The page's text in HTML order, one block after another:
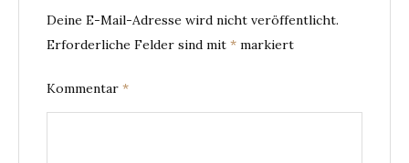
Deine E-Mail-Adresse wird nicht veröffentlicht.
Erforderliche Felder sind mit * markiert
Kommentar *